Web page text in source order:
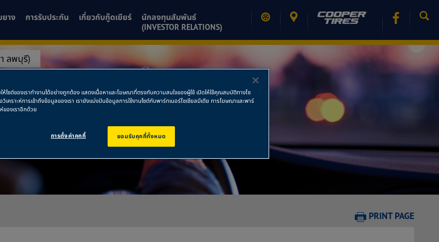
ยาง การรับประกัน เกี่ยวกับกู๊ดเยียร์
นักลงทุนสัมพันธ์
(INVESTOR RELATIONS)
ลพบุรี)
าขา ลพบุรี)
PRINT PAGE
ให้ไซต์ของเราทำงานได้อย่างถูกต้อง แสดงเนื้อหาและโฆษณาที่ตรงกับความสนใจของผู้ใช้ เปิดให้ใช้คุณสมบัติทางโซ
วิเคราะห์การเข้าถึงข้อมูลของเรา เรายังแบ่งปันข้อมูลการใช้งานไซต์กับพาร์ทเนอร์โซเชียลมีเดีย การโฆษณาและพาร์
ของเราอีกด้วย
ยอมรับคุกกี้ทั้งหมด
การตั้งค่าคุกกี้